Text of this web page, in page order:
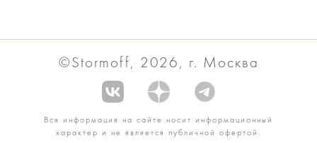
©Stormoff, 2026, г. Москва
Вся информация на сайте носит информационный
характер и не является публичной офертой.